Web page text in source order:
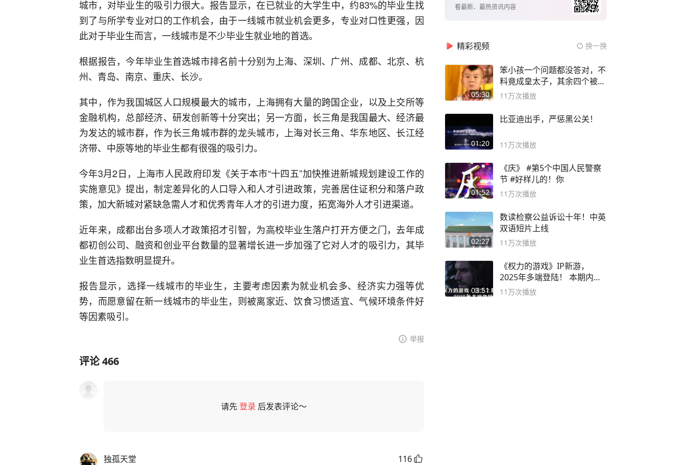
城市，对毕业生的吸引力很大。报告显示，在已就业的大学生中，约83%的毕业生找
到了与所学专业对口的工作机会，由于一线城市就业机会更多，专业对口性更强，因
此对于毕业生而言，一线城市是不少毕业生就业地的首选。
根据报告，今年毕业生首选城市排名前十分别为上海、深圳、广州、成都、北京、杭
州、青岛、南京、重庆、长沙。
其中，作为我国城区人口规模最大的城市，上海拥有大量的跨国企业，以及上交所等
金融机构，总部经济、研发创新等十分突出；另一方面，长三角是我国最大、经济最
为发达的城市群，作为长三角城市群的龙头城市，上海对长三角、华东地区、长江经
济带、中原等地的毕业生都有很强的吸引力。
今年3月2日，上海市人民政府印发《关于本市“十四五”加快推进新城规划建设工作的
实施意见》提出，制定差异化的人口导入和人才引进政策，完善居住证积分和落户政
策，加大新城对紧缺急需人才和优秀青年人才的引进力度，拓宽海外人才引进渠道。
近年来，成都出台多项人才政策招才引智，为高校毕业生落户打开方便之门，去年成
都初创公司、融资和创业平台数量的显著增长进一步加强了它对人才的吸引力，其毕
业生首选指数明显提升。
报告显示，选择一线城市的毕业生，主要考虑因素为就业机会多、经济实力强等优
势，而愿意留在新一线城市的毕业生，则被离家近、饮食习惯适宜、气候环境条件好
等因素吸引。
举报
评论466
请先登录 后发表评论～
独孤天堂
116
看最新、最热资讯内容
精彩视频 换一换
05:30
笨小孩一个问题都没答对，不
料竟成皇太子，其余四个被处
死
11万次播放
01:20
比亚迪出手，严惩黑公关！
11万次播放
01:52
《庆》 #第5个中国人民警察
节 #好样儿的！你
11万次播放
02:27
数读检察公益诉讼十年！中英
双语短片上线
11万次播放
03:51
《权力的游戏》IP新游，
2025年多端登陆！ 本期内容
概要
11万次播放